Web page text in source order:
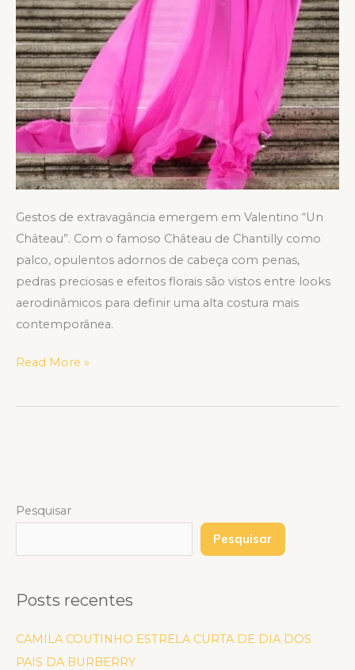
Gestos de extravagância emergem em Valentino “Un
Château”. Com o famoso Château de Chantilly como
palco, opulentos adornos de cabeça com penas,
pedras preciosas e efeitos florais são vistos entre looks
aerodinâmicos para definir uma alta costura mais
contemporânea.
Read More »
Pesquisar
Pesquisar
Posts recentes
CAMILA COUTINHO ESTRELA CURTA DE DIA DOS
PAIS DA BURBERRY